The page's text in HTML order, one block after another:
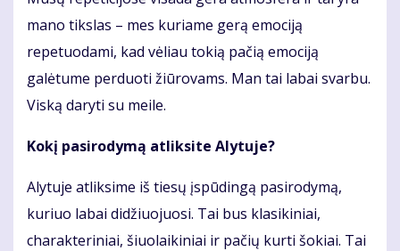
mano tikslas – mes kuriame gerą emociją
repetuodami, kad vėliau tokią pačią emociją
galėtume perduoti žiūrovams. Man tai labai svarbu.
Viską daryti su meile.
Kokį pasirodymą atliksite Alytuje?
Alytuje atliksime iš tiesų įspūdingą pasirodymą,
kuriuo labai didžiuojuosi. Tai bus klasikiniai,
charakteriniai, šiuolaikiniai ir pačių kurti šokiai. Tai